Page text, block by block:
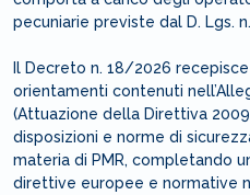
pecuniarie previste dal D. Lgs.
Il Decreto n. 18/2026
orientamenti contenuti
(Attuazione della Direttiva
disposizioni e norme di
materia di PMR, completando
direttive europee e normative